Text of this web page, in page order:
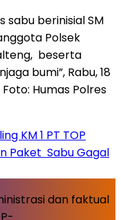
KM 1 PT TOP
Paket Sabu Gagal
dan faktual